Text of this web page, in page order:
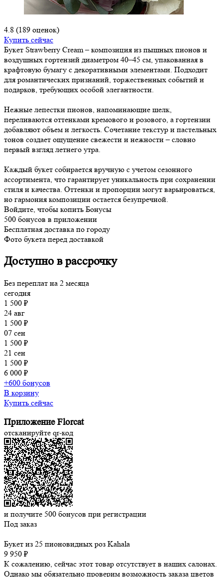
4.8 (189 оценок)
Купить сейчас
Букет Strawberry Cream – композиция из пышных пионов и
воздушных гортензий диаметром 40–45 см, упакованная в
крафтовую бумагу с декоративными элементами. Подходит
для романтических признаний, торжественных событий и
подарков, требующих особой элегантности.
Нежные лепестки пионов, напоминающие шелк,
переливаются оттенками кремового и розового, а гортензии
добавляют объем и легкость. Сочетание текстур и пастельных
тонов создает ощущение свежести и нежности – словно
первый взгляд летнего утра.
Каждый букет собирается вручную с учетом сезонного
ассортимента, что гарантирует уникальность при сохранении
стиля и качества. Оттенки и пропорции могут варьироваться,
но гармония композиции остается безупречной.
Войдите, чтобы копить Бонусы
500 бонусов в приложении
Бесплатная доставка по городу
Фото букета перед доставкой
Доступно в рассрочку
Без переплат на 2 месяца
сегодня
1 500 ₽
24 авг
1 500 ₽
07 сен
1 500 ₽
21 сен
1 500 ₽
6 000 ₽
+600 бонусов
В корзину
Купить сейчас
Приложение Florcat
отсканируйте qr-код
и получите 500 бонусов при регистрации
Под заказ
Букет из 25 пионовидных роз Kahala
9 950 ₽
К сожалению, сейчас этот товар отсутствует в наших салонах.
Однако мы обязательно проверим возможность заказа цветов